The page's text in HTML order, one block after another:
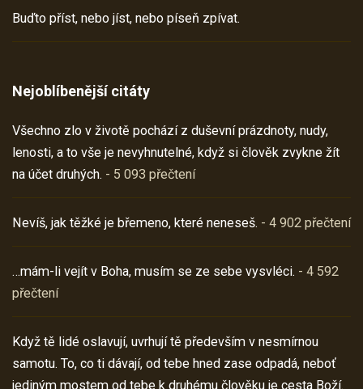
Buďto příst, nebo jíst, nebo píseň zpívat.
Nejoblíbenější citáty
Všechno zlo v životě pochází z duševní prázdnoty, nudy,
lenosti, a to vše je nevyhnutelné, když si člověk zvykne žít
na účet druhých. - 5 093 přečtení
Nevíš, jak těžké je břemeno, které neneseš. - 4 902 přečtení
…mám-li vejít v Boha, musím se ze sebe vysvléci. - 4 592
přečtení
Když tě lidé oslavují, uvrhují tě především v nesmírnou
samotu. To, co ti dávají, od tebe hned zase odpadá, neboť
jediným mostem od tebe k druhému člověku je cesta Boží.